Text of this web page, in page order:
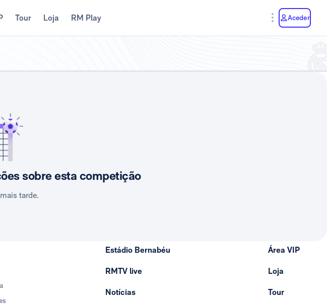
Tour Loja RM Play Aceder
sobre esta competição
tarde.
Estádio Bernabéu
RMTV live
Notícias
Área VIP
Loja
Tour